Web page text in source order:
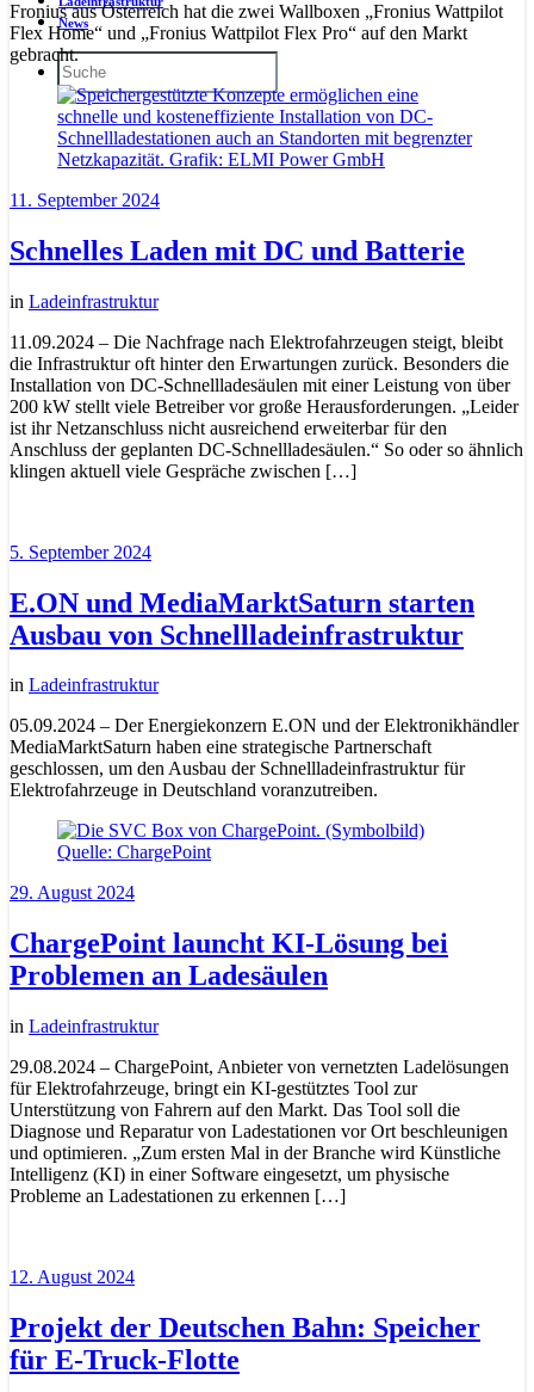
News
Fronius aus Österreich hat die zwei Wallboxen „Fronius Wattpilot
Flex Home“ und „Fronius Wattpilot Flex Pro“ auf den Markt
gebracht.
11. September 2024
Schnelles Laden mit DC und Batterie
in Ladeinfrastruktur
11.09.2024 – Die Nachfrage nach Elektrofahrzeugen steigt, bleibt
die Infrastruktur oft hinter den Erwartungen zurück. Besonders die
Installation von DC-Schnellladesäulen mit einer Leistung von über
200 kW stellt viele Betreiber vor große Herausforderungen. „Leider
ist ihr Netzanschluss nicht ausreichend erweiterbar für den
Anschluss der geplanten DC-Schnellladesäulen.“ So oder so ähnlich
klingen aktuell viele Gespräche zwischen […]
5. September 2024
E.ON und MediaMarktSaturn starten
Ausbau von Schnellladeinfrastruktur
in Ladeinfrastruktur
05.09.2024 – Der Energiekonzern E.ON und der Elektronikhändler
MediaMarktSaturn haben eine strategische Partnerschaft
geschlossen, um den Ausbau der Schnellladeinfrastruktur für
Elektrofahrzeuge in Deutschland voranzutreiben.
29. August 2024
ChargePoint launcht KI-Lösung bei
Problemen an Ladesäulen
in Ladeinfrastruktur
29.08.2024 – ChargePoint, Anbieter von vernetzten Ladelösungen
für Elektrofahrzeuge, bringt ein KI-gestütztes Tool zur
Unterstützung von Fahrern auf den Markt. Das Tool soll die
Diagnose und Reparatur von Ladestationen vor Ort beschleunigen
und optimieren. „Zum ersten Mal in der Branche wird Künstliche
Intelligenz (KI) in einer Software eingesetzt, um physische
Probleme an Ladestationen zu erkennen […]
12. August 2024
Projekt der Deutschen Bahn: Speicher
für E-Truck-Flotte